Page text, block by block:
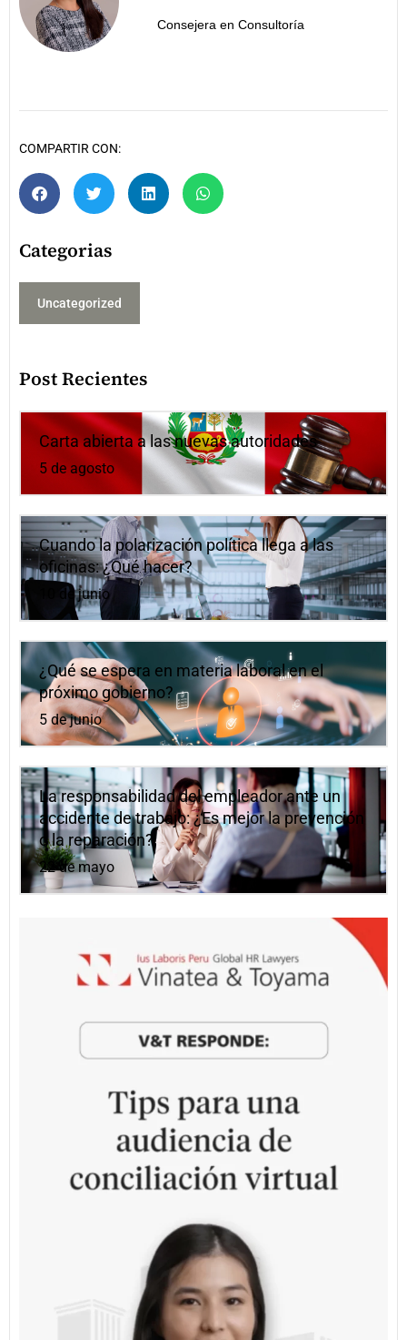
Consejera en Consultoría
COMPARTIR CON:
Categorias
Uncategorized
Post Recientes
Carta abierta a las nuevas autoridades
5 de agosto
Cuando la polarización política llega a las
oficinas: ¿Qué hacer?
10 de junio
¿Qué se espera en materia laboral en el
próximo gobierno?
5 de junio
La responsabilidad del empleador ante un
accidente de trabajo: ¿Es mejor la prevención
o la reparación?
22 de mayo